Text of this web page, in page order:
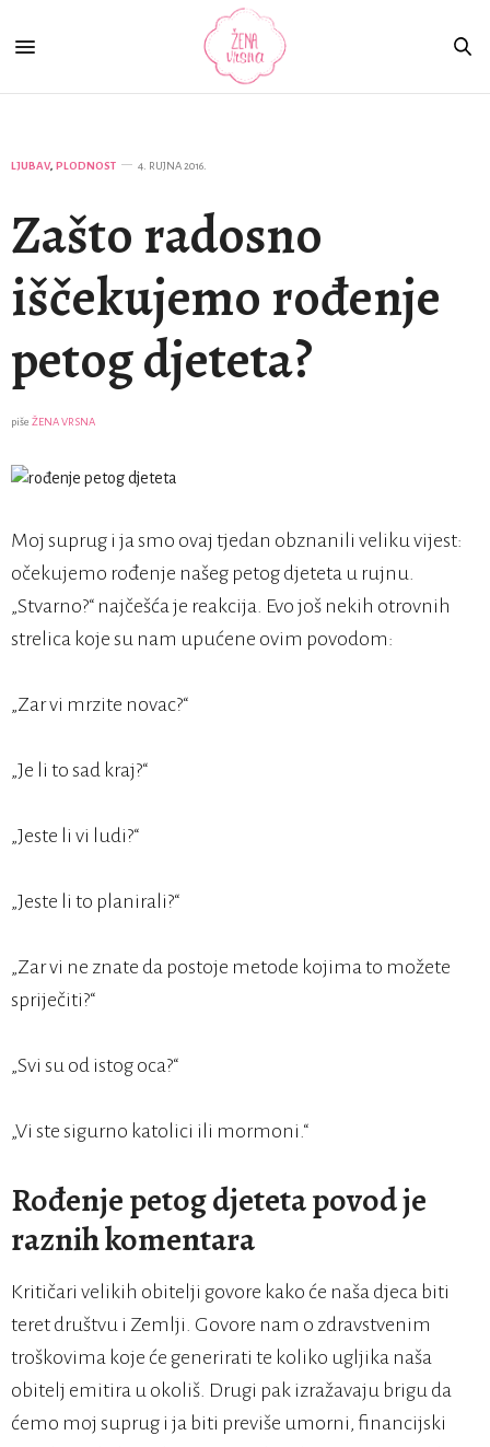
LJUBAV, PLODNOST 4. RUJNA 2016.
Zašto radosno
iščekujemo rođenje
petog djeteta?
piše ŽENA VRSNA
Moj suprug i ja smo ovaj tjedan obznanili veliku vijest:
očekujemo rođenje našeg petog djeteta u rujnu.
„Stvarno?“ najčešća je reakcija. Evo još nekih otrovnih
strelica koje su nam upućene ovim povodom:
„Zar vi mrzite novac?“
„Je li to sad kraj?“
„Jeste li vi ludi?“
„Jeste li to planirali?“
„Zar vi ne znate da postoje metode kojima to možete
spriječiti?“
„Svi su od istog oca?“
„Vi ste sigurno katolici ili mormoni.“
Rođenje petog djeteta povod je
raznih komentara
Kritičari velikih obitelji govore kako će naša djeca biti
teret društvu i Zemlji. Govore nam o zdravstvenim
troškovima koje će generirati te koliko ugljika naša
obitelj emitira u okoliš. Drugi pak izražavaju brigu da
ćemo moj suprug i ja biti previše umorni, financijski